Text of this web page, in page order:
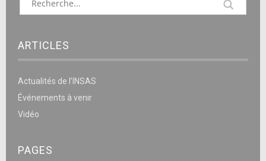
ARTICLES
Actualités de l’INSAS
Événements à venir
Vidéo
PAGES